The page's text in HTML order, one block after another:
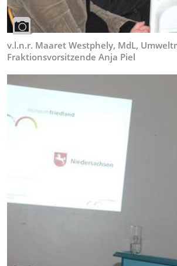
v.l.n.r. Maaret Westphely, MdL,
Fraktionsvorsitzende Anja Piel